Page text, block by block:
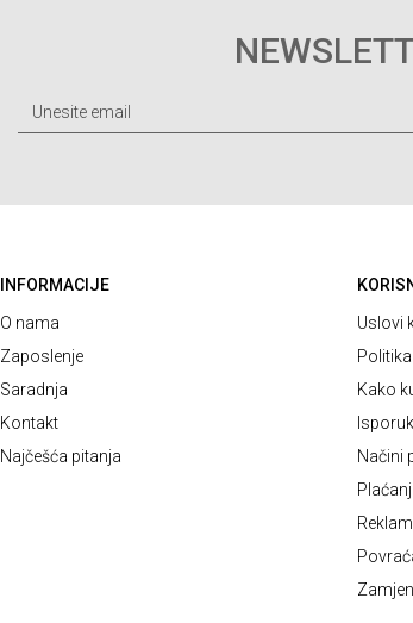
INFORMACIJE
O nama
Zaposlenje
Saradnja
Kontakt
Najčešća pitanja
Uslovi
Kako
Načini